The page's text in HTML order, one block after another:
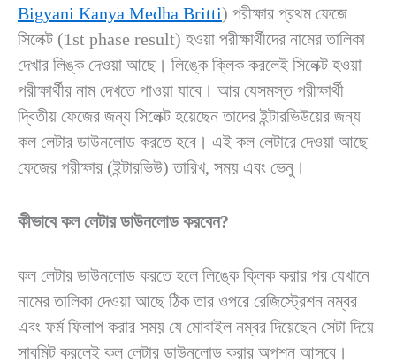
Bigyani Kanya Medha Britti) পরীক্ষার প্রথম ফেজে
সিলেক্ট (1st phase result) হওয়া পরীক্ষার্থীদের নামের তালিকা
দেখার লিঙ্ক দেওয়া আছে। লিঙ্কে ক্লিক করলেই সিলেক্ট হওয়া
পরীক্ষার্থীর নাম দেখতে পাওয়া যাবে। আর যেসমস্ত পরীক্ষার্থী
দ্বিতীয় ফেজের জন্য সিলেক্ট হয়েছেন তাদের ইন্টারভিউয়ের জন্য
কল লেটার ডাউনলোড করতে হবে। এই কল লেটারে দেওয়া আছে
ফেজের পরীক্ষার (ইন্টারভিউ) তারিখ, সময় এবং ভেনু।
কীভাবে কল লেটার ডাউনলোড করবেন?
কল লেটার ডাউনলোড করতে হলে লিঙ্কে ক্লিক করার পর যেখানে
নামের তালিকা দেওয়া আছে ঠিক তার ওপরে রেজিস্ট্রেশন নম্বর
এবং ফর্ম ফিলাপ করার সময় যে মোবাইল নম্বর দিয়েছেন সেটা দিয়ে
সাবমিট করলেই কল লেটার ডাউনলোড করার অপশন আসবে।